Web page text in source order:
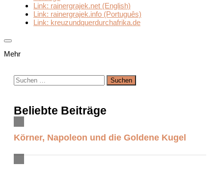
Link: rainergrajek.net (English)
Link: rainergrajek.info (Português)
Link: kreuzundquerdurchafrika.de
Mehr
Suchen
nach:
Beliebte Beiträge
Körner, Napoleon und die Goldene Kugel